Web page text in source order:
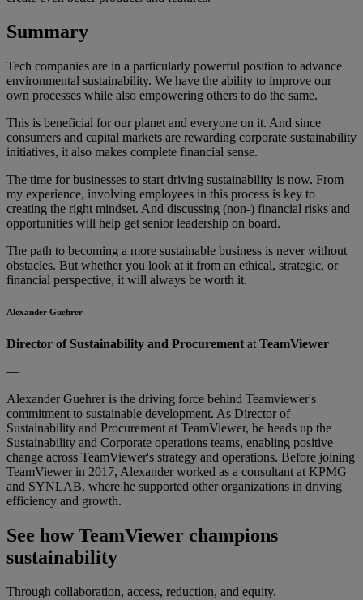
Summary
Tech companies are in a particularly powerful position to advance
environmental sustainability. We have the ability to improve our
own processes while also empowering others to do the same.
This is beneficial for our planet and everyone on it. And since
consumers and capital markets are rewarding corporate sustainability
initiatives, it also makes complete financial sense.
The time for businesses to start driving sustainability is now. From
my experience, involving employees in this process is key to
creating the right mindset. And discussing (non-) financial risks and
opportunities will help get senior leadership on board.
The path to becoming a more sustainable business is never without
obstacles. But whether you look at it from an ethical, strategic, or
financial perspective, it will always be worth it.
Alexander Guehrer
Director of Sustainability and Procurement atTeamViewer
—
Alexander Guehrer is the driving force behind Teamviewer's
commitment to sustainable development. As Director of
Sustainability and Procurement at TeamViewer, he heads up the
Sustainability and Corporate operations teams, enabling positive
change across TeamViewer's strategy and operations. Before joining
TeamViewer in 2017, Alexander worked as a consultant at KPMG
and SYNLAB, where he supported other organizations in driving
efficiency and growth.
See how TeamViewer champions
sustainability
Through collaboration, access, reduction, and equity.